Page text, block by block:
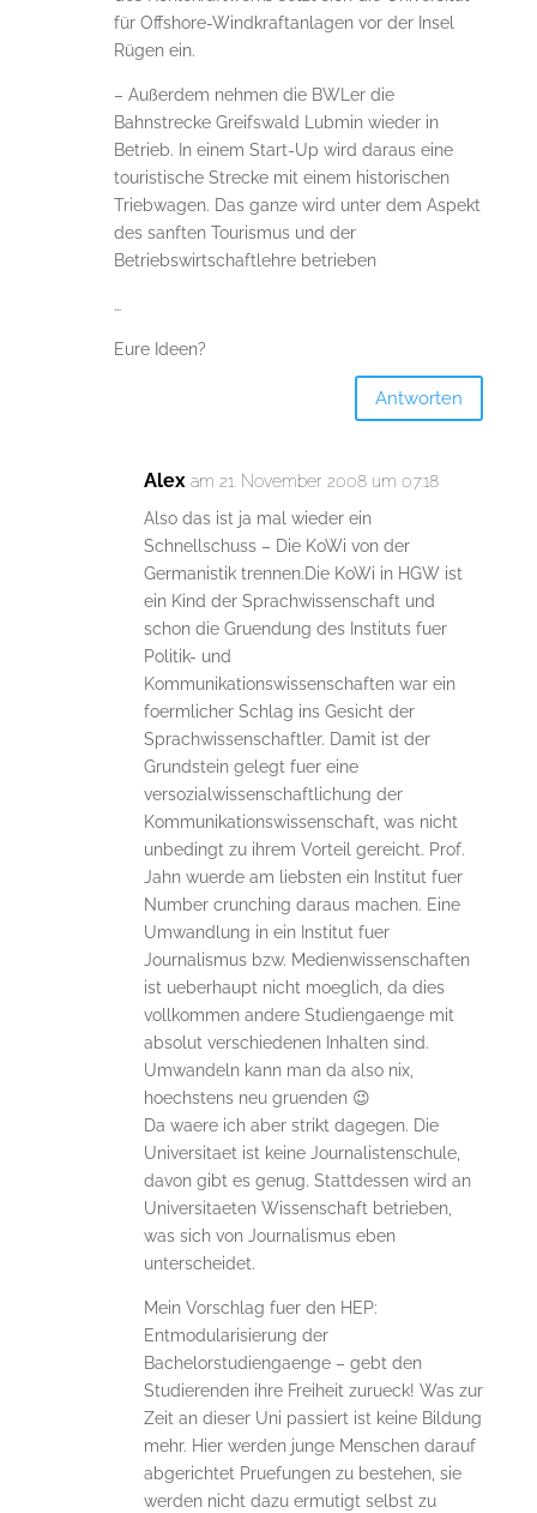
für Offshore-Windkraftanlagen vor der Insel
Rügen ein.
– Außerdem nehmen die BWLer die
Bahnstrecke Greifswald Lubmin wieder in
Betrieb. In einem Start-Up wird daraus eine
touristische Strecke mit einem historischen
Triebwagen. Das ganze wird unter dem Aspekt
des sanften Tourismus und der
Betriebswirtschaftlehre betrieben
…
Eure Ideen?
Antworten
Alex am 21. November 2008 um 07:18
Also das ist ja mal wieder ein
Schnellschuss – Die KoWi von der
Germanistik trennen.Die KoWi in HGW ist
ein Kind der Sprachwissenschaft und
schon die Gruendung des Instituts fuer
Politik- und
Kommunikationswissenschaften war ein
foermlicher Schlag ins Gesicht der
Sprachwissenschaftler. Damit ist der
Grundstein gelegt fuer eine
versozialwissenschaftlichung der
Kommunikationswissenschaft, was nicht
unbedingt zu ihrem Vorteil gereicht. Prof.
Jahn wuerde am liebsten ein Institut fuer
Number crunching daraus machen. Eine
Umwandlung in ein Institut fuer
Journalismus bzw. Medienwissenschaften
ist ueberhaupt nicht moeglich, da dies
vollkommen andere Studiengaenge mit
absolut verschiedenen Inhalten sind.
Umwandeln kann man da also nix,
hoechstens neu gruenden 😉
Da waere ich aber strikt dagegen. Die
Universitaet ist keine Journalistenschule,
davon gibt es genug. Stattdessen wird an
Universitaeten Wissenschaft betrieben,
was sich von Journalismus eben
unterscheidet.
Mein Vorschlag fuer den HEP:
Entmodularisierung der
Bachelorstudiengaenge – gebt den
Studierenden ihre Freiheit zurueck! Was zur
Zeit an dieser Uni passiert ist keine Bildung
mehr. Hier werden junge Menschen darauf
abgerichtet Pruefungen zu bestehen, sie
werden nicht dazu ermutigt selbst zu